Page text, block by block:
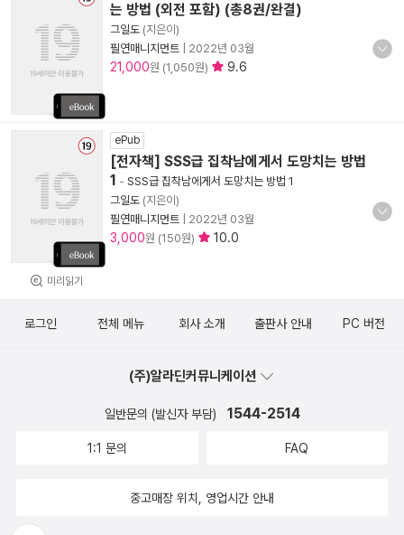
는 방법 (외전 포함) (총8권/완결)
그일도 (지은이)
필연매니지먼트
2022년 03월
21,000원 (1,050원) 9.6
미리읽기
ePub
[전자책] SSS급 집착남에게서 도망치는 방법
1 - SSS급 집착남에게서 도망치는 방법 1
그일도 (지은이)
필연매니지먼트
2022년 03월
3,000원 (150원) 10.0
로그인 전체 메뉴 회사 소개 출판사 안내 PC 버전
(주)알라딘커뮤니케이션
일반문의 (발신자 부담) 1544-2514
1:1 문의 FAQ
중고매장 위치, 영업시간 안내